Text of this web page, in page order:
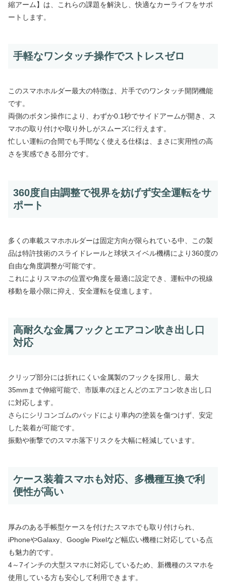
縮アーム】は、これらの課題を解決し、快適なカーライフをサポ
ートします。
手軽なワンタッチ操作でストレスゼロ
このスマホホルダー最大の特徴は、片手でのワンタッチ開閉機能
です。
両側のボタン操作により、わずか0.1秒でサイドアームが開き、ス
マホの取り付けや取り外しがスムーズに行えます。
忙しい運転の合間でも手間なく使える仕様は、まさに実用性の高
さを実感できる部分です。
360度自由調整で視界を妨げず安全運転をサ
ポート
多くの車載スマホホルダーは固定方向が限られている中、この製
品は特許技術のスライドレールと球状スイベル機構により360度の
自由な角度調整が可能です。
これによりスマホの位置や角度を最適に設定でき、運転中の視線
移動を最小限に抑え、安全運転を促進します。
高耐久な金属フックとエアコン吹き出し口
対応
クリップ部分には折れにくい金属製のフックを採用し、最大
35mmまで伸縮可能で、市販車のほとんどのエアコン吹き出し口
に対応します。
さらにシリコンゴムのパッドにより車内の塗装を傷つけず、安定
した装着が可能です。
振動や衝撃でのスマホ落下リスクを大幅に軽減しています。
ケース装着スマホも対応、多機種互換で利
便性が高い
厚みのある手帳型ケースを付けたスマホでも取り付けられ、
iPhoneやGalaxy、Google Pixelなど幅広い機種に対応している点
も魅力的です。
4～7インチの大型スマホに対応しているため、新機種のスマホを
使用している方も安心して利用できます。